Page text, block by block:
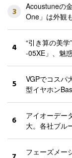
3
Acoustuneの
One」は外観
4
“引き算の美
-05XE」、魅
5
VGPでコスパ
型イヤホン
6
アイオーデー
大。各社ブル
フェーズメー